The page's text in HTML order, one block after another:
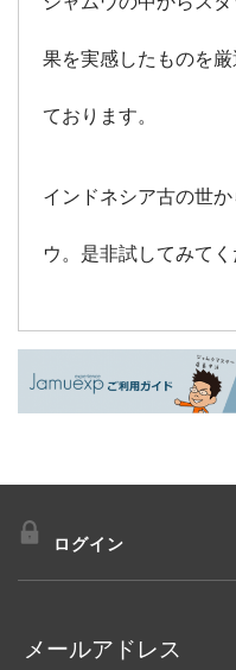
果を実感したものを
ております。
インドネシア古の世
ウ。是非試してみてく
ログイン
メールアドレス